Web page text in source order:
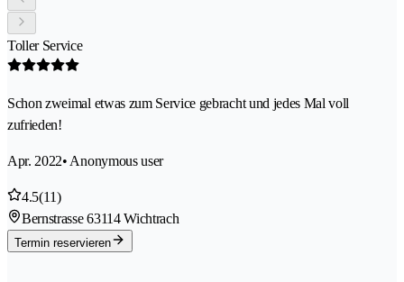
Toller Service
Schon zweimal etwas zum Service gebracht und jedes Mal voll
zufrieden!
Apr. 2022• Anonymous user
4.5(11)
Bernstrasse 63114 Wichtrach
Termin reservieren